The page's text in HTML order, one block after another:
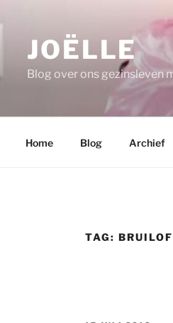
JOËLLE
Blog over ons gezinsleven
Home Blog Archief
TAG: